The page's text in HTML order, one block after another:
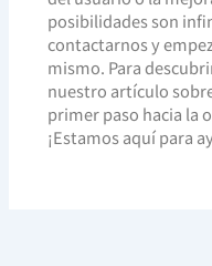
posibilidades son
contactarnos y
mismo. Para
nuestro artículo
primer paso hacia la
¡Estamos aquí para